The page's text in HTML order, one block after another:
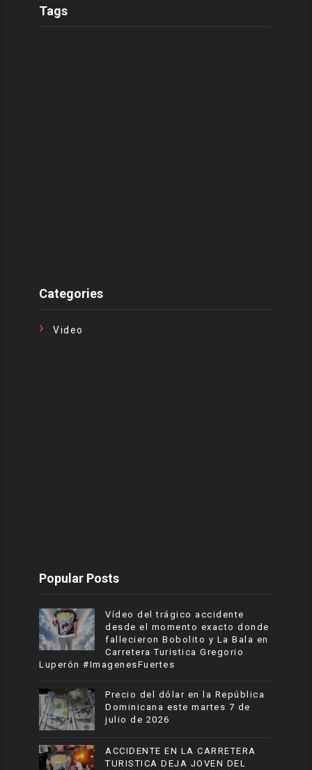
Tags
Categories
Video
Popular Posts
Vídeo del trágico accidente
desde el momento exacto donde
fallecieron Bobolito y La Bala en
Carretera Turistica Gregorio
Luperón #ImagenesFuertes
Precio del dólar en la República
Dominicana este martes 7 de
julio de 2026
ACCIDENTE EN LA CARRETERA
TURISTICA DEJA JOVEN DEL